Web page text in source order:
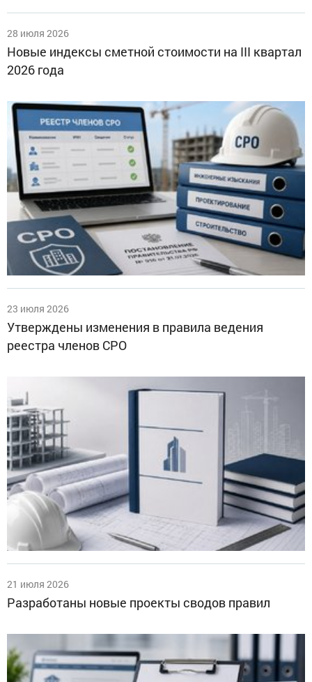
28 июля 2026
Новые индексы сметной стоимости на III квартал
2026 года
23 июля 2026
Утверждены изменения в правила ведения
реестра членов СРО
21 июля 2026
Разработаны новые проекты сводов правил